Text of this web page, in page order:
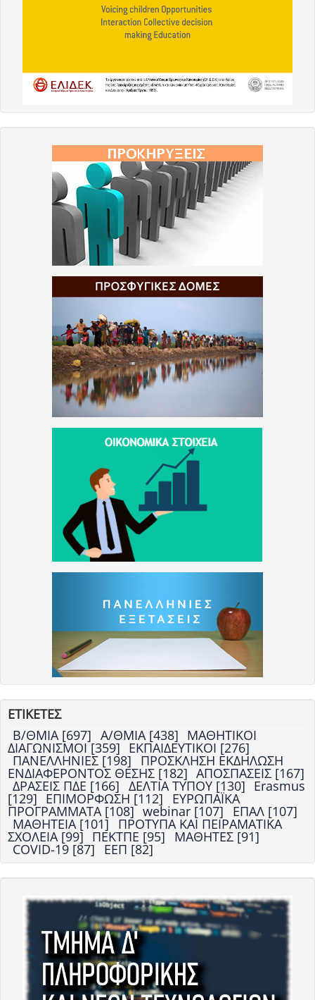
ΕΤΙΚΕΤΕΣ
Β/ΘΜΙΑ [697] Α/ΘΜΙΑ [438] ΜΑΘΗΤΙΚΟΙ
ΔΙΑΓΩΝΙΣΜΟΙ [359] ΕΚΠΑΙΔΕΥΤΙΚΟΙ [276]
ΠΑΝΕΛΛΗΝΙΕΣ [198] ΠΡΟΣΚΛΗΣΗ ΕΚΔΗΛΩΣΗ
ΕΝΔΙΑΦΕΡΟΝΤΟΣ ΘΕΣΗΣ [182] ΑΠΟΣΠΑΣΕΙΣ [167]
ΔΡΑΣΕΙΣ ΠΔΕ [166] ΔΕΛΤΙΑ ΤΥΠΟΥ [130] Erasmus
[129] ΕΠΙΜΟΡΦΩΣΗ [112] ΕΥΡΩΠΑΪΚΑ
ΠΡΟΓΡΑΜΜΑΤΑ [108] webinar [107] ΕΠΑΛ [107]
ΜΑΘΗΤΕΙΑ [101] ΠΡΟΤΥΠΑ ΚΑΙ ΠΕΙΡΑΜΑΤΙΚΑ
ΣΧΟΛΕΙΑ [99] ΠΕΚΤΠΕ [95] ΜΑΘΗΤΕΣ [91]
COVID-19 [87] ΕΕΠ [82]